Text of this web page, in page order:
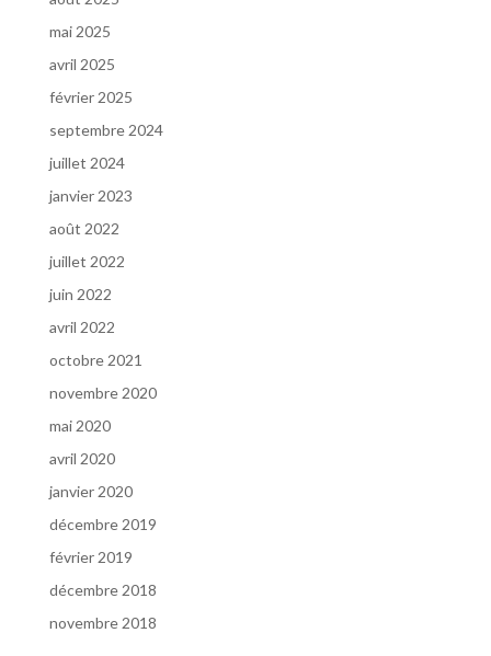
mai 2025
avril 2025
février 2025
septembre 2024
juillet 2024
janvier 2023
août 2022
juillet 2022
juin 2022
avril 2022
octobre 2021
novembre 2020
mai 2020
avril 2020
janvier 2020
décembre 2019
février 2019
décembre 2018
novembre 2018